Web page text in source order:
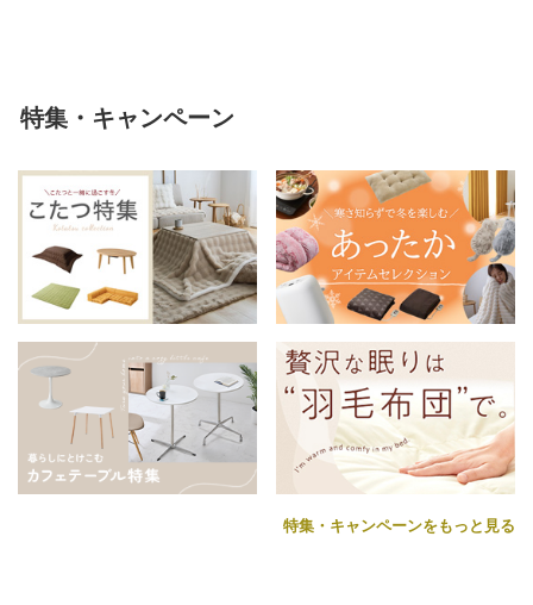
特集・キャンペーン
特集・キャンペーンをもっと見る